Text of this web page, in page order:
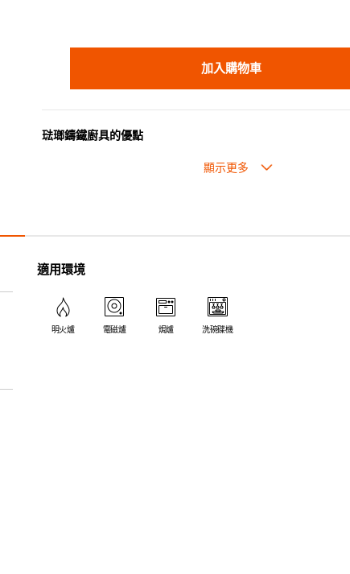
加入購物車
琺瑯鑄鐵廚具的優點
• 琺瑯鑄鐵傳熱性均勻，不會產生過熱點。
• 適用於多種熱源，例如明火、電磁爐或焗爐（微波爐除外）。
適用環境
明火爐 電磁爐 焗爐 洗碗碟機